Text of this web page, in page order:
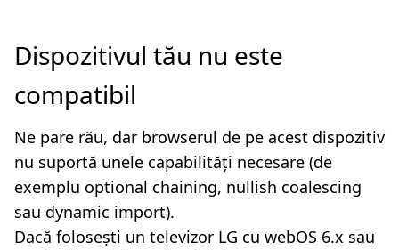
Dispozitivul tău nu este
compatibil
Ne pare rău, dar browserul de pe acest dispozitiv
nu suportă unele capabilități necesare (de
exemplu optional chaining, nullish coalescing
sau dynamic import).
Dacă folosești un televizor LG cu webOS 6.x sau